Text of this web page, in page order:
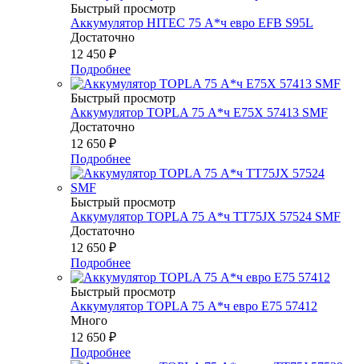
Быстрый просмотр
Аккумулятор HITEC 75 А*ч евро EFB S95L
Достаточно
12 450 ₽
Подробнее
Быстрый просмотр
Аккумулятор TOPLA 75 А*ч E75X 57413 SMF
Достаточно
12 650 ₽
Подробнее
Быстрый просмотр
Аккумулятор TOPLA 75 А*ч TT75JX 57524 SMF
Достаточно
12 650 ₽
Подробнее
Быстрый просмотр
Аккумулятор TOPLA 75 А*ч евро E75 57412
Много
12 650 ₽
Подробнее